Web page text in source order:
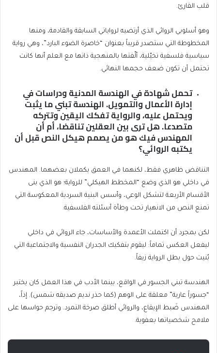
قلب القارئ.
وهو أسلوبي الروائي الذي أرتضيه لرواياتي السابقة والقادمة، ومنها
المخطوطة التي ستصدر قريباً بعنوان “خاصرة الضوء البارد”، وهي رواية
سياسية فلسفية تخيّلية، ألّفتها بالمنهجية ذاتها مع العلم أنها كانت
تحتمل أن تكون ضعف حجمها النهائي.
تحمل شهادة في الهندسة المدنية ودراسات في
إدارة الأعمال والتمويل. الهندسة تبني ما يثبت
ويحتمل عليه، والرواية تفكك اليقين وتتركه
متصدعا. هل ترى بين العقلين تناقضا، أم أن
المهندس فيك هو من يصمم هيكل النص قبل أن
يكتبه الروائي؟
التناقض ظاهري فقط، لكنهما في العمق يكملان بعضهما. المهندس
في داخلي هو الذي وضع “المخطط الهيكلي” للرواية؛ هو الذي بنى
الأقسام الأربعة لتشكل الوعي، وأسس البنية السردية المعكوسة التي
تمنع النص من الانهيار تحت وطأة أسئلته الفلسفية.
لكن بمجرد أن اكتملت الأعمدة والأساسات، جاء الروائي في داخلي
ليفعل العكس تماماً: ليقوم بتفكيك الجدران النفسية والاجتماعية التي
بُنيت حول بطل الرواية زيفاً.
الهندسة تبني الجسور في الواقع، بينما الأدب في هذا العمل كان يختبر
“جسوراً عارية” معلقة على الوهم (كما حذر نديم صديقه شمس). إذاً،
المهندس ضَبط الإيقاع، والروائي أطلق صرخة التمرد. وترجم حواسها على
ملامح شخصياتها بعفوية.